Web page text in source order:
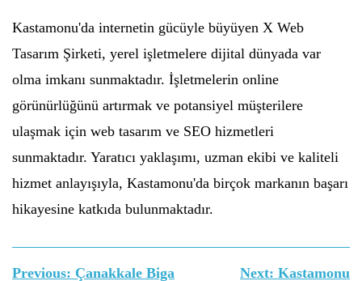
Kastamonu'da internetin gücüyle büyüyen X Web
Tasarım Şirketi, yerel işletmelere dijital dünyada var
olma imkanı sunmaktadır. İşletmelerin online
görünürlüğünü artırmak ve potansiyel müşterilere
ulaşmak için web tasarım ve SEO hizmetleri
sunmaktadır. Yaratıcı yaklaşımı, uzman ekibi ve kaliteli
hizmet anlayışıyla, Kastamonu'da birçok markanın başarı
hikayesine katkıda bulunmaktadır.
Yazı
Previous: Çanakkale Biga Next: Kastamonu